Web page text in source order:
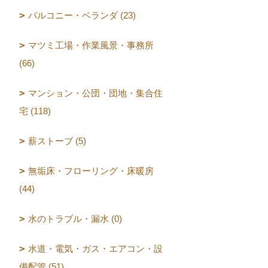
バルコニー・ベランダ (23)
マツミ工場・作業風景・事務所
(66)
マンション・公団・団地・集合住
宅 (118)
薪ストーブ (5)
無垢床・フローリング・床暖房
(44)
水のトラブル・漏水 (0)
水道・電気・ガス・エアコン・設